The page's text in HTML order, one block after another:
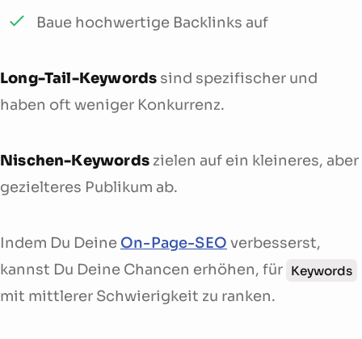
Baue hochwertige Backlinks auf
Long-Tail-Keywords sind spezifischer und
haben oft weniger Konkurrenz.
Nischen-Keywordszielen auf ein kleineres, aber
gezielteres Publikum ab.
Indem Du Deine On-Page-SEO verbesserst,
kannst Du Deine Chancen erhöhen, für Keywords
mit mittlerer Schwierigkeit zu ranken.